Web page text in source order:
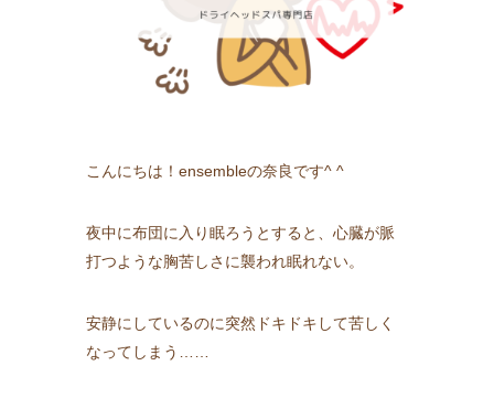
こんにちは！ensembleの奈良です^ ^
夜中に布団に入り眠ろうとすると、心臓が脈
打つような胸苦しさに襲われ眠れない。
安静にしているのに突然ドキドキして苦しく
なってしまう……